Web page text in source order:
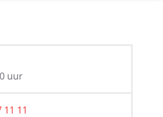
uur
11 11